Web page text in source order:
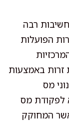
רבה
הפועלות
זרות באמצעות
מס
בעלי אופי בינלאומי. סעיף 9א לפקודת מס
המחוקק